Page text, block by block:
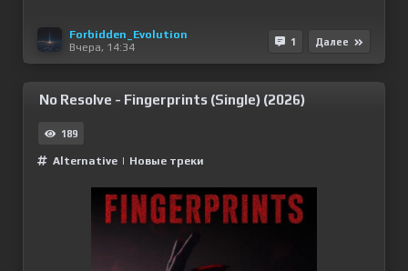
Forbidden_Evolution
Вчера, 14:34
1 Далее
No Resolve - Fingerprints (Single) (2026)
189
Alternative | Новые треки